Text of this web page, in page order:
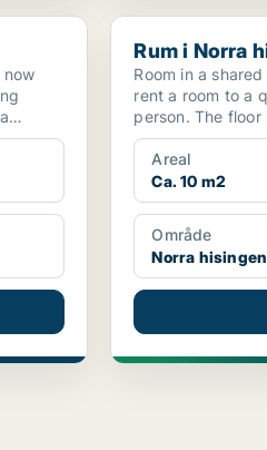
Rum i Norra
Rum i Norra
Room in a shared
rent a room to a
person. The
kitchen, ...
Areal
Ca. 10 m2
Område
Norra hisingen